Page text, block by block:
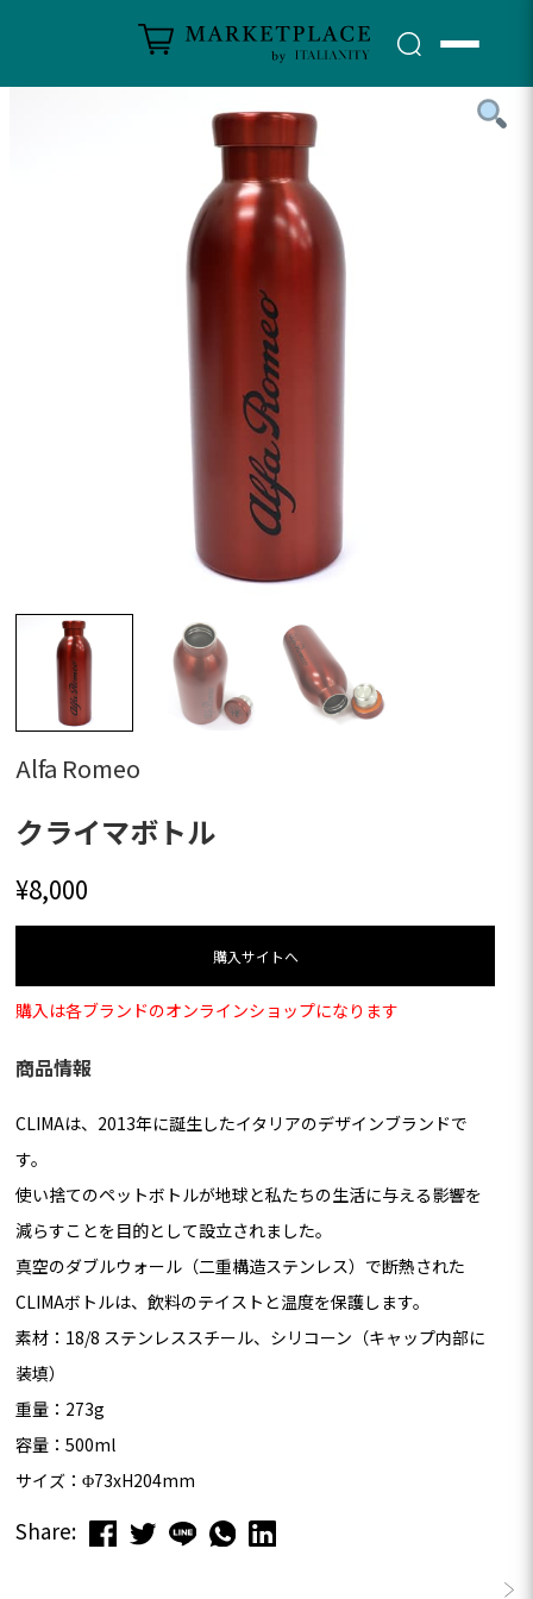
Alfa Romeo
クライマボトル
¥8,000
購⼊サイトへ
購入は各ブランドのオンラインショップになります
商品情報
CLIMAは、2013年に誕生したイタリアのデザインブランドで
す。
使い捨てのペットボトルが地球と私たちの生活に与える影響を
減らすことを目的として設立されました。
真空のダブルウォール（二重構造ステンレス）で断熱された
CLIMAボトルは、飲料のテイストと温度を保護します。
素材：18/8 ステンレススチール、シリコーン（キャップ内部に
装填）
重量：273g
容量：500ml
サイズ：Φ73xH204mm
Share: